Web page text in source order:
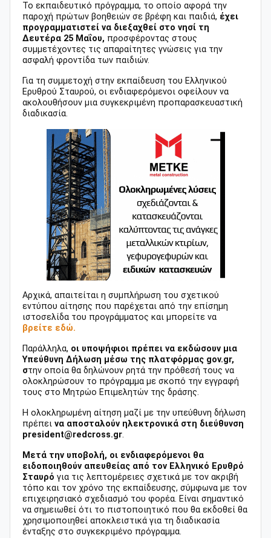
Το εκπαιδευτικό πρόγραμμα, το οποίο αφορά την
παροχή πρώτων βοηθειών σε βρέφη και παιδιά, έχει
προγραμματιστεί να διεξαχθεί στο νησί τη
Δευτέρα 25 Μαΐου, προσφέροντας στους
συμμετέχοντες τις απαραίτητες γνώσεις για την
ασφαλή φροντίδα των παιδιών.
Για τη συμμετοχή στην εκπαίδευση του Ελληνικού
Ερυθρού Σταυρού, οι ενδιαφερόμενοι οφείλουν να
ακολουθήσουν μια συγκεκριμένη προπαρασκευαστική
διαδικασία.
Αρχικά, απαιτείται η συμπλήρωση του σχετικού
εντύπου αίτησης που παρέχεται από την επίσημη
ιστοσελίδα του προγράμματος και μπορείτε να
βρείτε εδώ.
Παράλληλα, οι υποψήφιοι πρέπει να εκδώσουν μια
Υπεύθυνη Δήλωση μέσω της πλατφόρμας gov.gr,
στην οποία θα δηλώνουν ρητά την πρόθεσή τους να
ολοκληρώσουν το πρόγραμμα με σκοπό την εγγραφή
τους στο Μητρώο Επιμελητών της δράσης.
Η ολοκληρωμένη αίτηση μαζί με την υπεύθυνη δήλωση
πρέπει να αποσταλούν ηλεκτρονικά στη διεύθυνση
president@redcross.gr.
Μετά την υποβολή, οι ενδιαφερόμενοι θα
ειδοποιηθούν απευθείας από τον Ελληνικό Ερυθρό
Σταυρό για τις λεπτομέρειες σχετικά με τον ακριβή
τόπο και τον χρόνο της εκπαίδευσης, σύμφωνα με τον
επιχειρησιακό σχεδιασμό του φορέα. Είναι σημαντικό
να σημειωθεί ότι το πιστοποιητικό που θα εκδοθεί θα
χρησιμοποιηθεί αποκλειστικά για τη διαδικασία
ένταξης στο συγκεκριμένο πρόγραμμα.